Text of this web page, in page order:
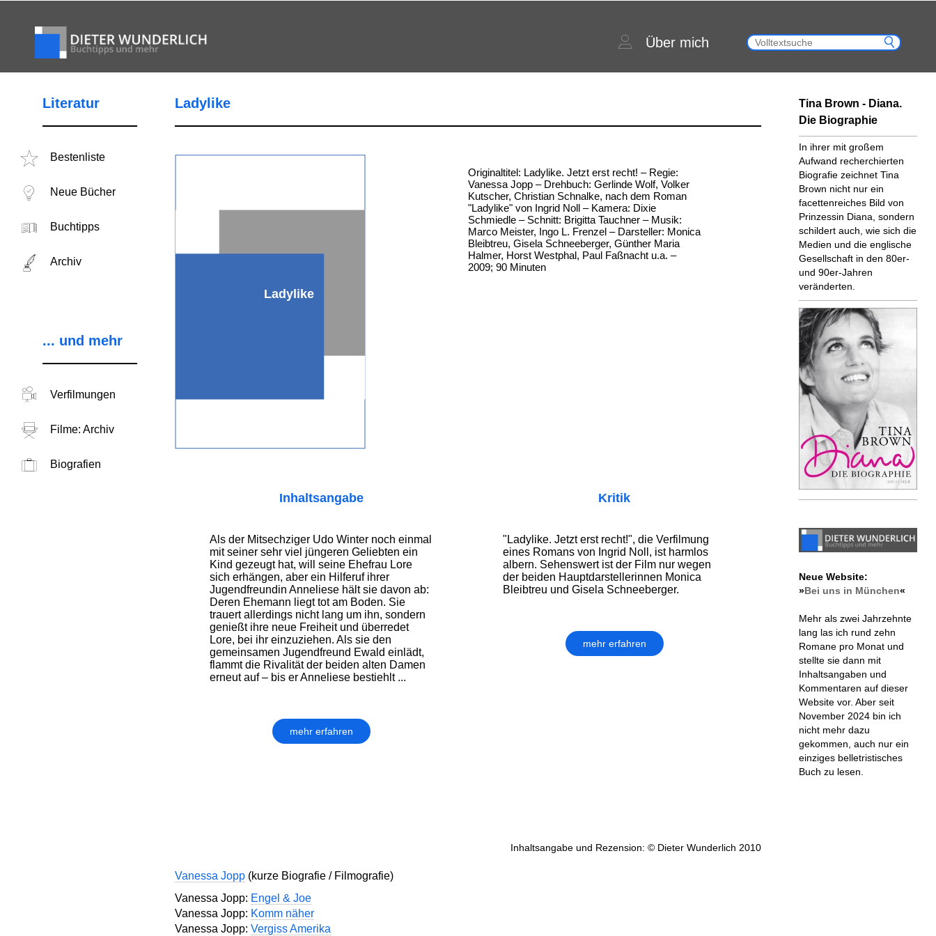
Über mich
Literatur
Bestenliste
Neue Bücher
Buchtipps
Archiv
... und mehr
Verfilmungen
Filme: Archiv
Biografien
Ladylike
Ladylike
Originaltitel: Ladylike. Jetzt erst recht! – Regie:
Vanessa Jopp – Drehbuch: Gerlinde Wolf, Volker
Kutscher, Christian Schnalke, nach dem Roman
"Ladylike" von Ingrid Noll – Kamera: Dixie
Schmiedle – Schnitt: Brigitta Tauchner – Musik:
Marco Meister, Ingo L. Frenzel – Darsteller: Monica
Bleibtreu, Gisela Schneeberger, Günther Maria
Halmer, Horst Westphal, Paul Faßnacht u.a. –
2009; 90 Minuten
Inhaltsangabe
Als der Mitsechziger Udo Winter noch einmal
mit seiner sehr viel jüngeren Geliebten ein
Kind gezeugt hat, will seine Ehefrau Lore
sich erhängen, aber ein Hilferuf ihrer
Jugendfreundin Anneliese hält sie davon ab:
Deren Ehemann liegt tot am Boden. Sie
trauert allerdings nicht lang um ihn, sondern
genießt ihre neue Freiheit und überredet
Lore, bei ihr einzuziehen. Als sie den
gemeinsamen Jugendfreund Ewald einlädt,
flammt die Rivalität der beiden alten Damen
erneut auf – bis er Anneliese bestiehlt ...
mehr erfahren
Kritik
"Ladylike. Jetzt erst recht!", die Verfilmung
eines Romans von Ingrid Noll, ist harmlos
albern. Sehenswert ist der Film nur wegen
der beiden Hauptdarstellerinnen Monica
Bleibtreu und Gisela Schneeberger.
mehr erfahren
Inhaltsangabe und Rezension: © Dieter Wunderlich 2010
Vanessa Jopp(kurze Biografie / Filmografie)
Vanessa Jopp: Engel & Joe
Vanessa Jopp: Komm näher
Vanessa Jopp: Vergiss Amerika
Tina Brown - Diana.
Die Biographie
In ihrer mit großem
Aufwand recherchierten
Biografie zeichnet Tina
Brown nicht nur ein
facettenreiches Bild von
Prinzessin Diana, sondern
schildert auch, wie sich die
Medien und die englische
Gesellschaft in den 80er-
und 90er-Jahren
veränderten.
Neue Website:
»Bei uns in München«
Mehr als zwei Jahrzehnte
lang las ich rund zehn
Romane pro Monat und
stellte sie dann mit
Inhaltsangaben und
Kommentaren auf dieser
Website vor. Aber seit
November 2024 bin ich
nicht mehr dazu
gekommen, auch nur ein
einziges belletristisches
Buch zu lesen.